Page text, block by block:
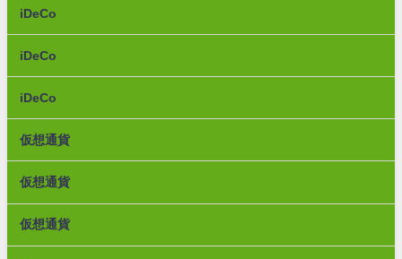
iDeCo
iDeCo
iDeCo
仮想通貨
仮想通貨
仮想通貨